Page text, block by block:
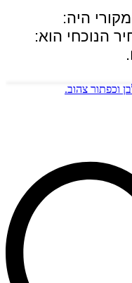
היה:
הנוכחי הוא: